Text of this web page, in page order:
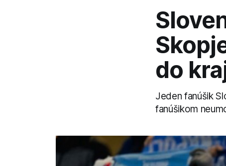
do
Jeden fanúšik
fanúšikom